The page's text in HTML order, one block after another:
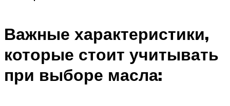
Важные характеристики,
которые стоит учитывать
при выборе масла: